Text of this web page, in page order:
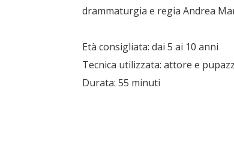
drammaturgia e regia Andrea
Età consigliata: dai 5 ai 10 anni
Tecnica utilizzata: attore e
Durata: 55 minuti